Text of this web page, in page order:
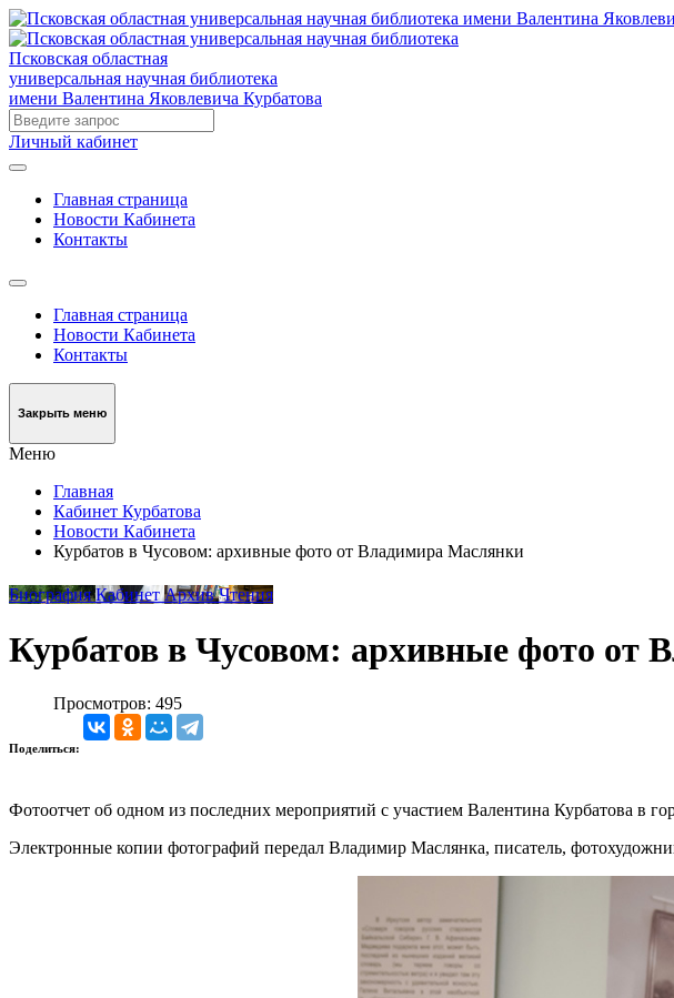
Псковская областная
универсальная научная библиотека
имени Валентина Яковлевича Курбатова
Личный кабинет
Главная страница
Новости Кабинета
Контакты
Главная страница
Новости Кабинета
Контакты
Закрыть меню
Меню
Главная
Кабинет Курбатова
Новости Кабинета
Курбатов в Чусовом: архивные фото от Владимира Маслянки
БиографияКабинетАрхивЧтения
Курбатов в Чусовом: архивные фото от
Просмотров: 495
Поделиться:
Фотоотчет об одном из последних мероприятий с участием Валентина Курбатова в
Электронные копии фотографий передал Владимир Маслянка, писатель,